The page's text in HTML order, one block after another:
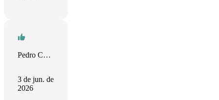
Pedro Camargo
3 de jun. de
2026